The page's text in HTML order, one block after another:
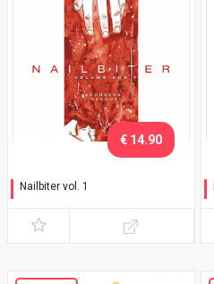
Nailbiter vol. 1
€ 14.90